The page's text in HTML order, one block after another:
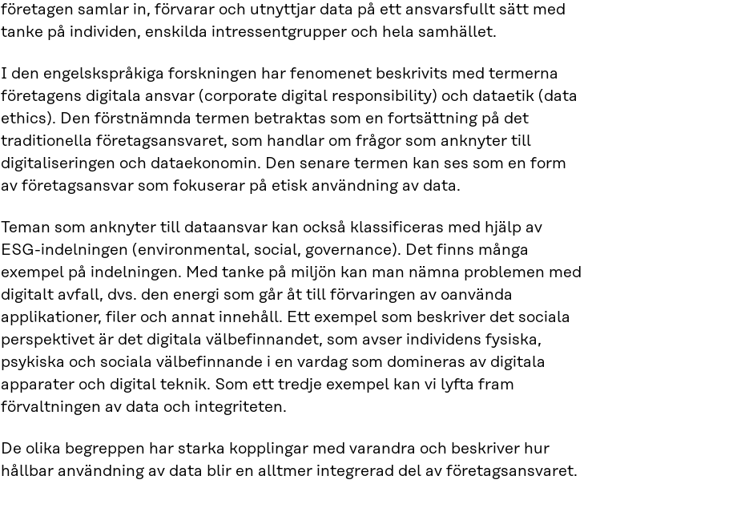
företagen samlar in, förvarar och utnyttjar data på ett ansvarsfullt sätt med
tanke på individen, enskilda intressentgrupper och hela samhället.
I den engelskspråkiga forskningen har fenomenet beskrivits med termerna
företagens digitala ansvar (corporate digital responsibility) och dataetik (data
ethics). Den förstnämnda termen betraktas som en fortsättning på det
traditionella företagsansvaret, som handlar om frågor som anknyter till
digitaliseringen och dataekonomin. Den senare termen kan ses som en form
av företagsansvar som fokuserar på etisk användning av data.
Teman som anknyter till dataansvar kan också klassificeras med hjälp av
ESG-indelningen (environmental, social, governance). Det finns många
exempel på indelningen. Med tanke på miljön kan man nämna problemen med
digitalt avfall, dvs. den energi som går åt till förvaringen av oanvända
applikationer, filer och annat innehåll. Ett exempel som beskriver det sociala
perspektivet är det digitala välbefinnandet, som avser individens fysiska,
psykiska och sociala välbefinnande i en vardag som domineras av digitala
apparater och digital teknik. Som ett tredje exempel kan vi lyfta fram
förvaltningen av data och integriteten.
De olika begreppen har starka kopplingar med varandra och beskriver hur
hållbar användning av data blir en alltmer integrerad del av företagsansvaret.